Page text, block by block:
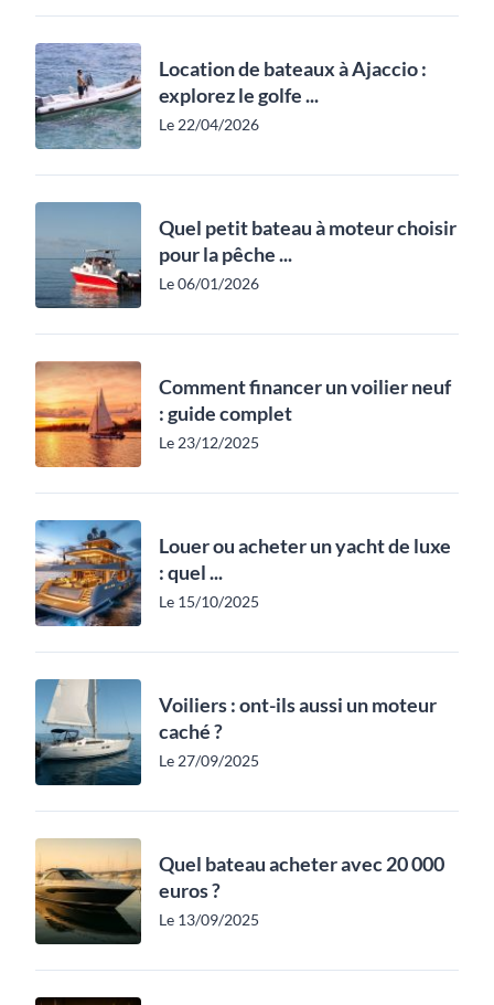
Location de bateaux à Ajaccio :
explorez le golfe ...
Le 22/04/2026
Quel petit bateau à moteur choisir
pour la pêche ...
Le 06/01/2026
Comment financer un voilier neuf
: guide complet
Le 23/12/2025
Louer ou acheter un yacht de luxe
: quel ...
Le 15/10/2025
Voiliers : ont-ils aussi un moteur
caché ?
Le 27/09/2025
Quel bateau acheter avec 20 000
euros ?
Le 13/09/2025